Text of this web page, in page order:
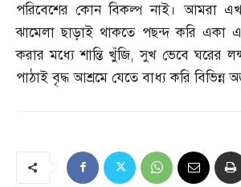
পরিবেশের কোন বিকল্প নাই। আমরা
ঝামেলা ছাড়াই থাকতে পছন্দ করি একা
করার মধ্যে শান্তি খুঁজি,সুখ ভেবে ঘরের
পাঠাই বৃদ্ধ আশ্রমে যেতে বাধ্য করি বিভিন্ন